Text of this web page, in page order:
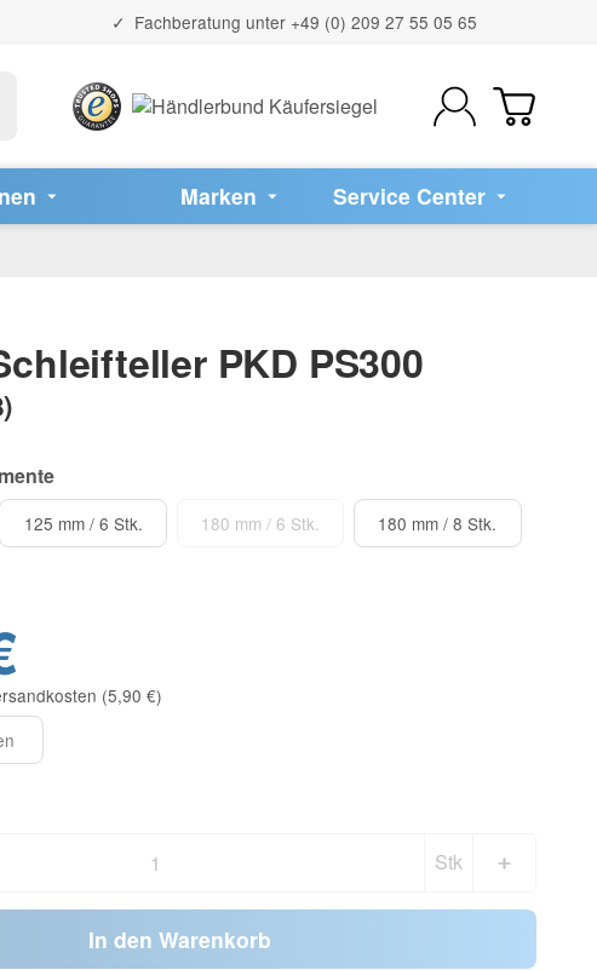
Fachberatung unter +49 (0) 209 27 55 05 65
Marken Service Center
PKD PS300
125 mm / 6 Stk. 180 mm / 6 Stk. 180 mm / 8 Stk.
(5,90 €)
Stk
In den Warenkorb